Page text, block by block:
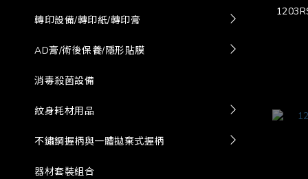
轉印設備/轉印紙/轉印膏
AD膏/術後保養/隱形貼膜
消毒殺菌設備
紋身耗材用品
不鏽鋼握柄與一體拋棄式握柄
器材套裝組合